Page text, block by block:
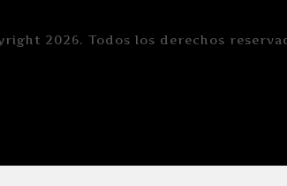
2026. Todos los derechos